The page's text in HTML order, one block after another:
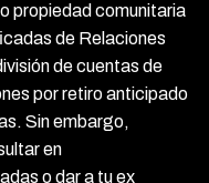
propiedad comunitaria
de Relaciones
de cuentas de
por retiro anticipado
Sin embargo,
en
o dar a tu ex